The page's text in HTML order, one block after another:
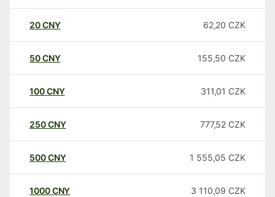
20CNY 62,20 CZK
50CNY 155,50 CZK
100CNY 311,01 CZK
250CNY 777,52 CZK
500CNY 1 555,05 CZK
1000CNY 3 110,09 CZK